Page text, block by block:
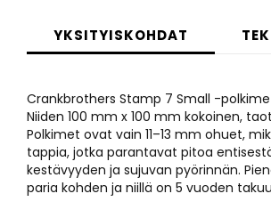
the
the
images
gallery
YKSITYISKOHDAT
Crankbrothers Stamp 7 Small -
Niiden 100 mm x 100 mm kokoinen,
Polkimet ovat vain 11–13 mm ohuet,
tappia, jotka parantavat pitoa
kestävyyden ja sujuvan pyörinnän.
paria kohden ja niillä on 5 vuoden